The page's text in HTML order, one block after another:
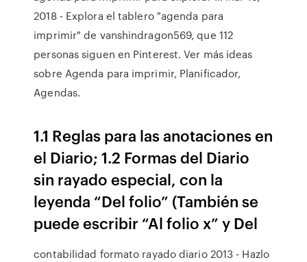
2018 - Explora el tablero "agenda para
imprimir" de vanshindragon569, que 112
personas siguen en Pinterest. Ver más ideas
sobre Agenda para imprimir, Planificador,
Agendas.
1.1 Reglas para las anotaciones en
el Diario; 1.2 Formas del Diario
sin rayado especial, con la
leyenda “Del folio” (También se
puede escribir “Al folio x” y Del
contabilidad formato rayado diario 2013 - Hazlo